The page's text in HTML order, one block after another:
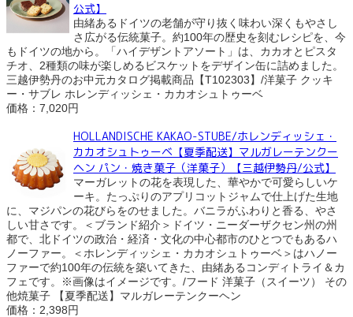
公式】
由緒あるドイツの老舗が守り抜く味わい深くもやさし
さ広がる伝統菓子。約100年の歴史を刻むレシピを、今
もドイツの地から。「ハイデザントアソート」は、カカオとピスタ
チオ、2種類の味が楽しめるビスケットをデザイン缶に詰めました。
三越伊勢丹のお中元カタログ掲載商品【T102303】/洋菓子 クッキ
ー・サブレ ホレンディッシェ・カカオシュトゥーベ
価格：7,020円
HOLLANDISCHE KAKAO-STUBE/ホレンディッシェ・
カカオシュトゥーベ【夏季配送】マルガレーテンクー
ヘン パン・焼き菓子（洋菓子）【三越伊勢丹/公式】
マーガレットの花を表現した、華やかで可愛らしいケ
ーキ。たっぷりのアプリコットジャムで仕上げた生地
に、マジパンの花びらをのせました。バニラがふわりと香る、やさ
しい甘さです。＜ブランド紹介＞ドイツ・ニーダーザクセン州の州
都で、北ドイツの政治・経済・文化の中心都市のひとつでもあるハ
ノーファー。＜ホレンディッシェ・カカオシュトゥーベ＞はハノー
ファーで約100年の伝統を築いてきた、由緒あるコンディトライ＆カ
フェです。※画像はイメージです。/フード 洋菓子（スイーツ） その
他焼菓子 【夏季配送】マルガレーテンクーヘン
価格：2,398円